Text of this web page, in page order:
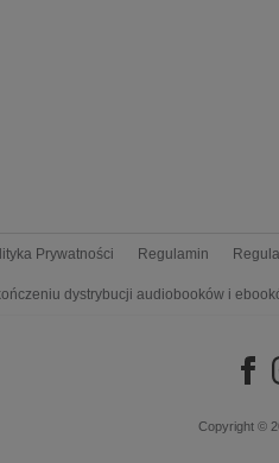
Prywatności Regulamin
dystrybucji audiobooków i
Copyright ©